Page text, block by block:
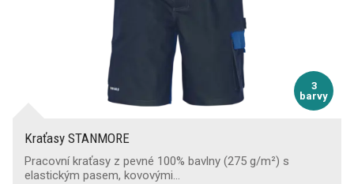
3
barvy
Kraťasy STANMORE
Pracovní kraťasy z pevné 100% bavlny (275 g/m²) s
elastickým pasem, kovovými…